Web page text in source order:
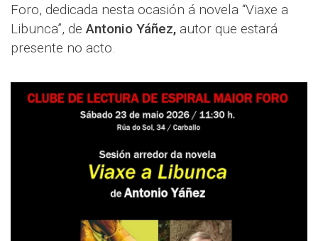
Foro, dedicada nesta ocasión á novela “Viaxe a
Libunca”, deAntonio Yáñez, autor que estará
presente no acto.